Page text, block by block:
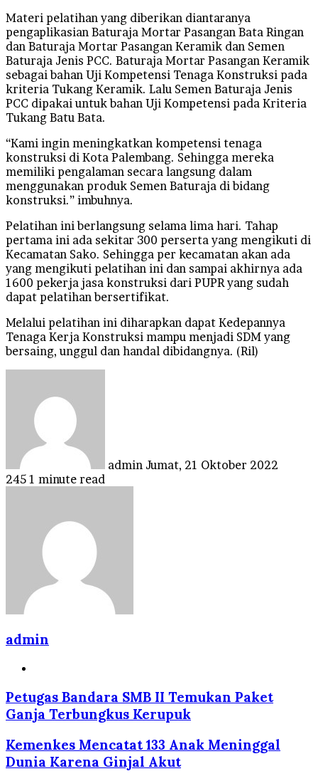
Materi pelatihan yang diberikan diantaranya
pengaplikasian Baturaja Mortar Pasangan Bata Ringan
dan Baturaja Mortar Pasangan Keramik dan Semen
Baturaja Jenis PCC. Baturaja Mortar Pasangan Keramik
sebagai bahan Uji Kompetensi Tenaga Konstruksi pada
kriteria Tukang Keramik. Lalu Semen Baturaja Jenis
PCC dipakai untuk bahan Uji Kompetensi pada Kriteria
Tukang Batu Bata.
“Kami ingin meningkatkan kompetensi tenaga
konstruksi di Kota Palembang. Sehingga mereka
memiliki pengalaman secara langsung dalam
menggunakan produk Semen Baturaja di bidang
konstruksi.” imbuhnya.
Pelatihan ini berlangsung selama lima hari. Tahap
pertama ini ada sekitar 300 perserta yang mengikuti di
Kecamatan Sako. Sehingga per kecamatan akan ada
yang mengikuti pelatihan ini dan sampai akhirnya ada
1600 pekerja jasa konstruksi dari PUPR yang sudah
dapat pelatihan bersertifikat.
Melalui pelatihan ini diharapkan dapat Kedepannya
Tenaga Kerja Konstruksi mampu menjadi SDM yang
bersaing, unggul dan handal dibidangnya. (Ril)
admin Jumat, 21 Oktober 2022
245 1 minute read
admin
Petugas Bandara SMB II Temukan Paket
Ganja Terbungkus Kerupuk
Kemenkes Mencatat 133 Anak Meninggal
Dunia Karena Ginjal Akut